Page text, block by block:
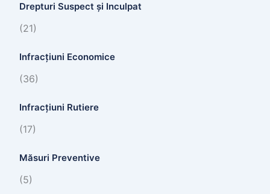
Drepturi Suspect și Inculpat
(21)
Infracțiuni Economice
(36)
Infracțiuni Rutiere
(17)
Măsuri Preventive
(5)